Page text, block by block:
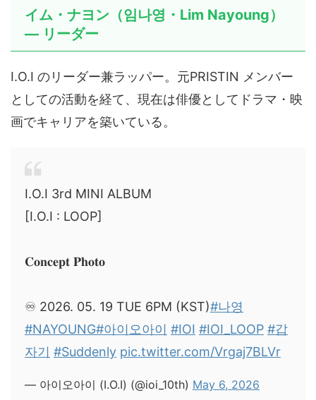
イム・ナヨン（임나영・Lim Nayoung）
— リーダー
I.O.I のリーダー兼ラッパー。元PRISTIN メンバー
としての活動を経て、現在は俳優としてドラマ・映
画でキャリアを築いている。
I.O.I 3rd MINI ALBUM
[I.O.I : LOOP]
𝐂𝐨𝐧𝐜𝐞𝐩𝐭 𝐏𝐡𝐨𝐭𝐨
♾️ 2026. 05. 19 TUE 6PM (KST)#나영
#NAYOUNG#아이오아이 #IOI #IOI_LOOP #갑
자기 #Suddenly pic.twitter.com/Vrgaj7BLVr
— 아이오아이 (I.O.I) (@ioi_10th) May 6, 2026